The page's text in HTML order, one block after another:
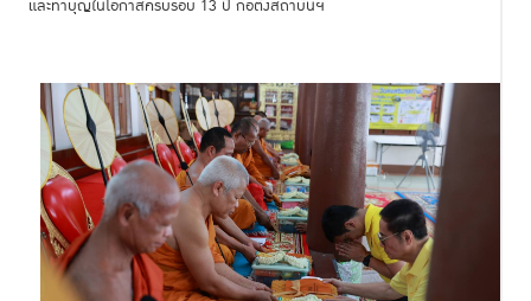
และทำบุญในโอกาสครบรอบ 13 ปี ก่อตั้งสถาบันฯ